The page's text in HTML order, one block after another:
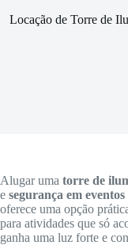
Locação de Torre de
Alugar uma torre de
e segurança em
oferece uma opção
para atividades que só
ganha uma luz forte e